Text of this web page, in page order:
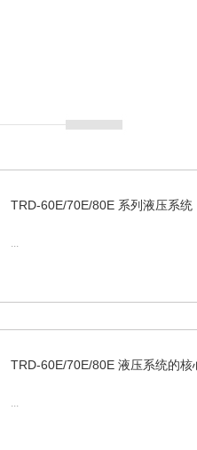
...
...